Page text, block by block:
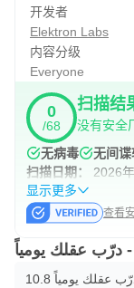
开发者
Elektron Labs
内容分级
Everyone
0
/68
扫描结
没有安全
无病毒
无间谍
扫描日期：
2026
显示更多
查看
عقلك يومياً 10.8